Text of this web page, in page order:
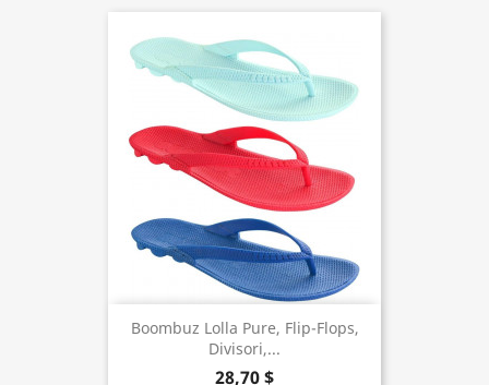
Boombuz Lolla Pure, Flip-Flops,
Divisori,...
28,70 $